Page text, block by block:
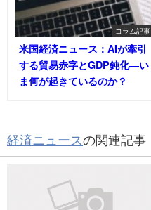
コラム記事
米国経済ニュース：AIが牽引
する貿易赤字とGDP鈍化―い
ま何が起きているのか？
経済ニュースの関連記事